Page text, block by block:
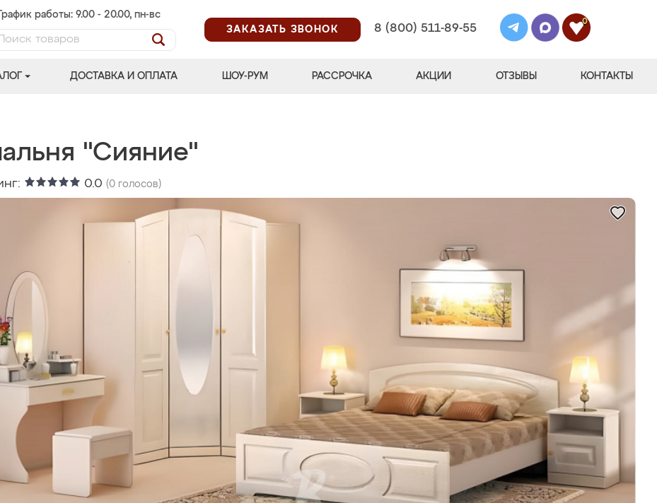
График работы: 9.00 - 20.00, пн-вс
ЗАКАЗАТЬ ЗВОНОК
8 (800) 511-89-55
0
ДОСТАВКА И ОПЛАТА ШОУ-РУМ РАССРОЧКА АКЦИИ ОТЗЫВЫ КОНТАКТЫ
"Сияние"
0.0 (0 голосов)